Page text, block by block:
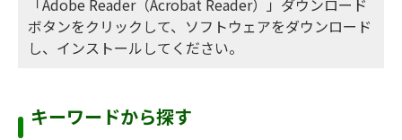
「Adobe Reader（Acrobat Reader）」ダウンロード
ボタンをクリックして、ソフトウェアをダウンロード
し、インストールしてください。
キーワードから探す